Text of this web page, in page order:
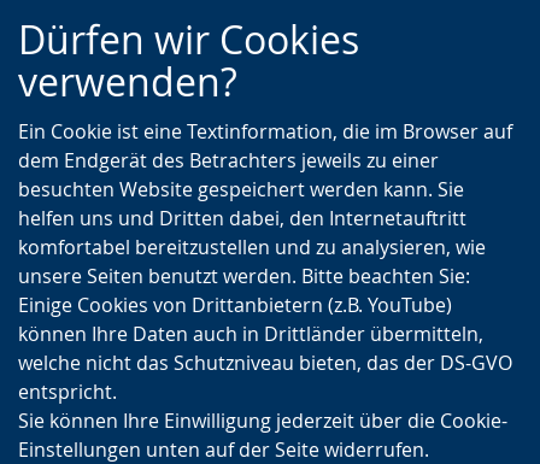
Zur
Hauptnavigation
Zur
Seitennavigation
Zum
Inhalt
Dürfen wir Cookies
verwenden?
Ein Cookie ist eine Textinformation, die im Browser auf
dem Endgerät des Betrachters jeweils zu einer
besuchten Website gespeichert werden kann. Sie
helfen uns und Dritten dabei, den Internetauftritt
komfortabel bereitzustellen und zu analysieren, wie
unsere Seiten benutzt werden. Bitte beachten Sie:
Einige Cookies von Drittanbietern (z.B. YouTube)
können Ihre Daten auch in Drittländer übermitteln,
welche nicht das Schutzniveau bieten, das der DS-GVO
entspricht.
Sie können Ihre Einwilligung jederzeit über die Cookie-
Einstellungen unten auf der Seite widerrufen.